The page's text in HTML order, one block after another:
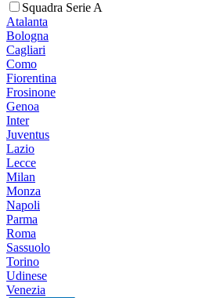
Squadra Serie A
Atalanta
Bologna
Cagliari
Como
Fiorentina
Frosinone
Genoa
Inter
Juventus
Lazio
Lecce
Milan
Monza
Napoli
Parma
Roma
Sassuolo
Torino
Udinese
Venezia